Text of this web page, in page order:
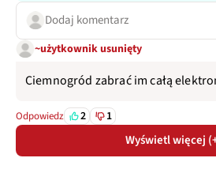
Dodaj komentarz
~użytkownik usunięty
Ciemnogród zabrać im całą
Odpowiedz 2 1
Wyświetl więcej